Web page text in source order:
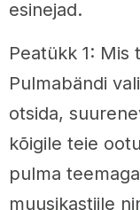
esinejad.
Peatükk 1: Mis
Pulmabändi
otsida,
kõigile teie
pulma
muusikastiile